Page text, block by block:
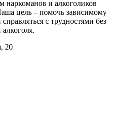
наркоманов и алкоголиков
цель – помочь зависимому
с трудностями без
20